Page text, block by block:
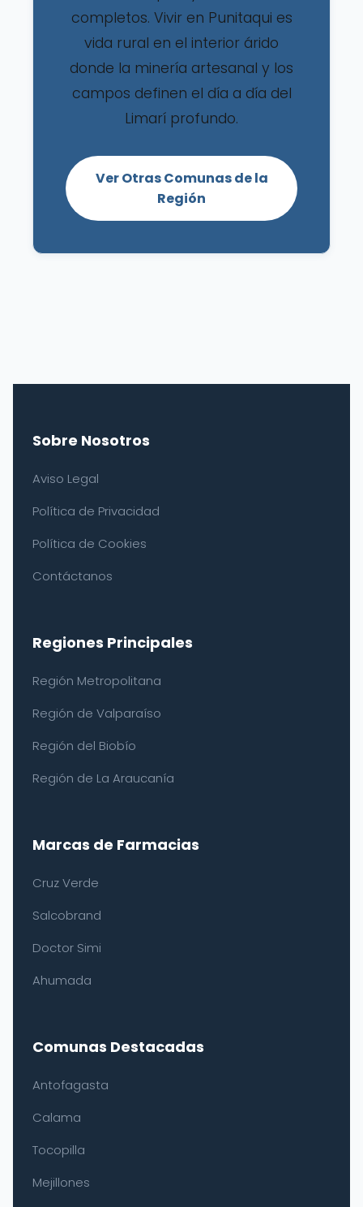
completos. Vivir en Punitaqui es
vida rural en el interior árido
donde la minería artesanal y los
campos definen el día a día del
Limarí profundo.
Ver Otras Comunas de la
Región
Sobre Nosotros
Aviso Legal
Política de Privacidad
Política de Cookies
Contáctanos
Regiones Principales
Región Metropolitana
Región de Valparaíso
Región del Biobío
Región de La Araucanía
Marcas de Farmacias
Cruz Verde
Salcobrand
Doctor Simi
Ahumada
Comunas Destacadas
Antofagasta
Calama
Tocopilla
Mejillones